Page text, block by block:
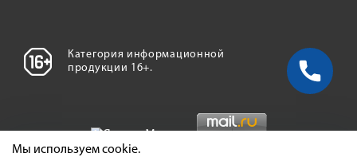
Категория информационной
продукции 16+.
Мы используем cookie.